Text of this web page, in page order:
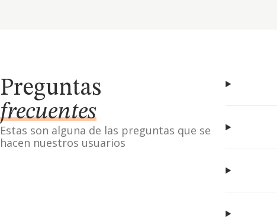
Preguntas
frecuentes
Estas son alguna de las preguntas que se
hacen nuestros usuarios